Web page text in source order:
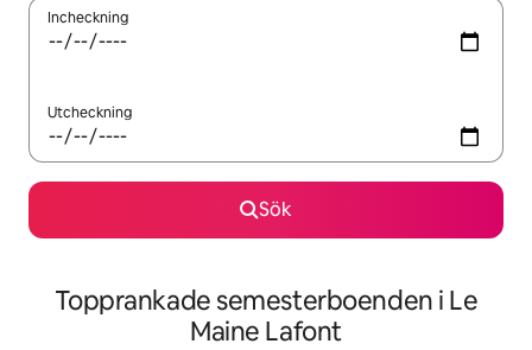
Incheckning
Utcheckning
Sök
Topprankade semesterboenden i Le
Maine Lafont